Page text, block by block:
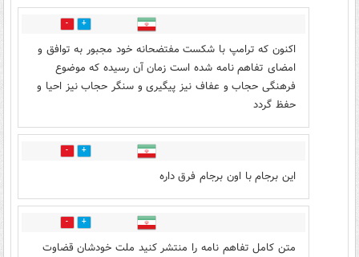
0
اکنون که ترامپ با شکست مفتضحانه خود مجبور به توافق و
امضای تفاهم نامه شده است زمان آن رسیده که موضوع
فرهنگی حجاب و عفاف نیز پیگیری و سنگر حجاب نیز احیا و
حفظ گردد
0
این برجام با اون برجام فرق داره
0
متن کامل تفاهم نامه را منتشر کنید ملت خودشان قضاوت